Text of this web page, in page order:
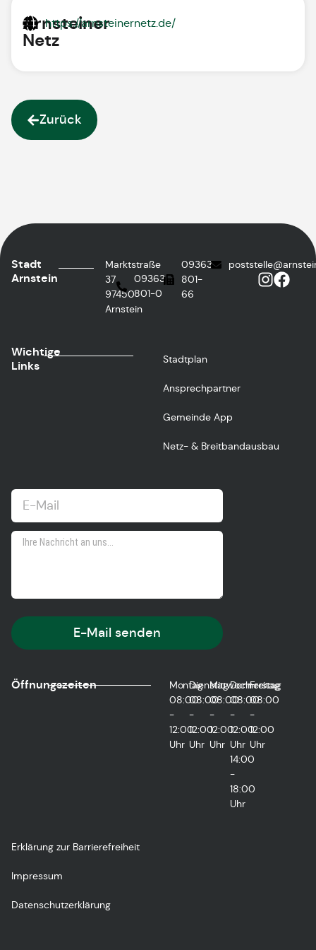
Arnsteiner
Netz
https://arnsteinernetz.de/
Zurück
Stadt
Arnstein
Marktstraße
37
97450
Arnstein
09363
801-0
09363
801-
66
Wichtige
Links
Stadtplan
Ansprechpartner
Gemeinde App
Netz- & Breitbandausbau
E-Mail senden
Öffnungszeiten
Montag
08:00
-
12:00
Uhr
Dienstag
08:00
-
12:00
Uhr
Mittwoch
08:00
-
12:00
Uhr
Donnerstag
08:00
-
12:00
Uhr
14:00
-
18:00
Uhr
Freitag
08:00
-
12:00
Uhr
Erklärung zur Barrierefreiheit
Impressum
Datenschutzerklärung